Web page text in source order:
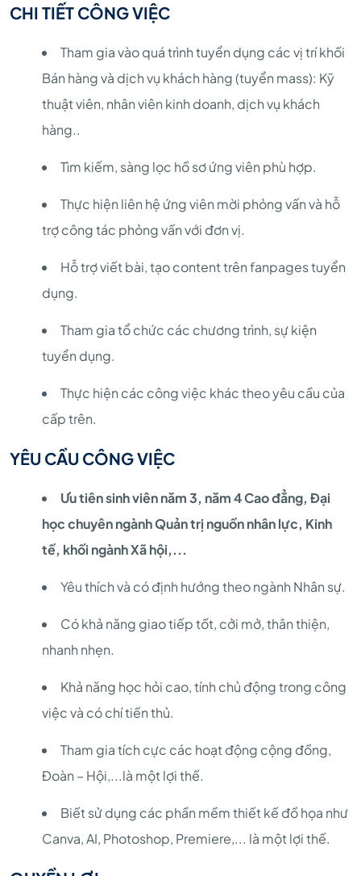
CHI TIẾT CÔNG VIỆC
Tham gia vào quá trình tuyển dụng các vị trí khối
Bán hàng và dịch vụ khách hàng (tuyển mass): Kỹ
thuật viên, nhân viên kinh doanh, dịch vụ khách
hàng..
Tìm kiếm, sàng lọc hồ sơ ứng viên phù hợp.
Thực hiện liên hệ ứng viên mời phỏng vấn và hỗ
trợ công tác phỏng vấn với đơn vị.
Hỗ trợ viết bài, tạo content trên fanpages tuyển
dụng.
Tham gia tổ chức các chương trình, sự kiện
tuyển dụng.
Thực hiện các công việc khác theo yêu cầu của
cấp trên.
YÊU CẦU CÔNG VIỆC
Ưu tiên sinh viên năm 3, năm 4 Cao đẳng, Đại
học chuyên ngành Quản trị nguồn nhân lực, Kinh
tế, khối ngành Xã hội,...
Yêu thích và có định hướng theo ngành Nhân sự.
Có khả năng giao tiếp tốt, cởi mở, thân thiện,
nhanh nhẹn.
Khả năng học hỏi cao, tính chủ động trong công
việc và có chí tiến thủ.
Tham gia tích cực các hoạt động cộng đồng,
Đoàn – Hội,...là một lợi thế.
Biết sử dụng các phần mềm thiết kế đồ họa như
Canva, AI, Photoshop, Premiere,... là một lợi thế.